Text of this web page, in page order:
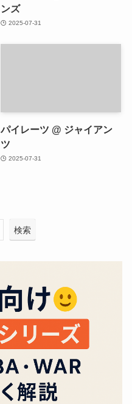
ンズ
2025-07-31
パイレーツ @ ジャイアン
ツ
2025-07-31
検索